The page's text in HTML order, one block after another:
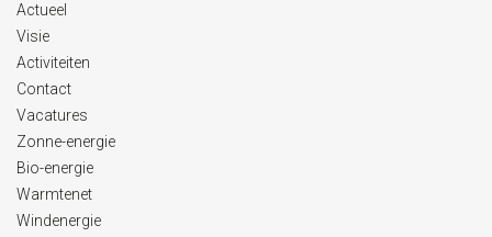
Actueel
Visie
Activiteiten
Contact
Vacatures
Zonne-energie
Bio-energie
Warmtenet
Windenergie